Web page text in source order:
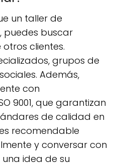
un taller de
puedes buscar
clientes.
grupos de
Además,
con
9001, que garantizan
de calidad en
recomendable
y conversar con
idea de su